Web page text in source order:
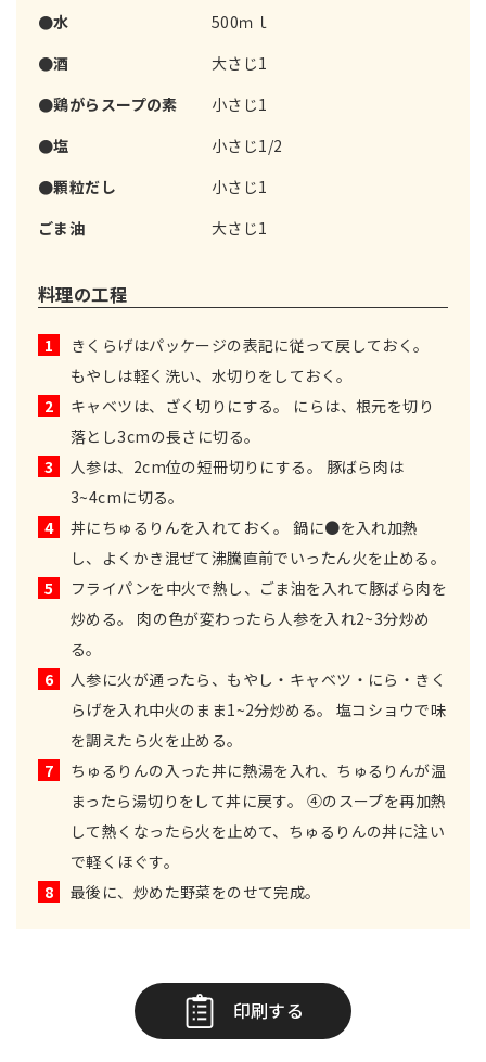
●水
500ｍｌ
●酒
大さじ1
●鶏がらスープの素
小さじ1
●塩
小さじ1/2
●顆粒だし
小さじ1
ごま油
大さじ1
料理の工程
1
きくらげはパッケージの表記に従って戻しておく。
もやしは軽く洗い、水切りをしておく。
2
キャベツは、ざく切りにする。 にらは、根元を切り
落とし3cmの長さに切る。
3
人参は、2cm位の短冊切りにする。 豚ばら肉は
3~4cmに切る。
4
丼にちゅるりんを入れておく。 鍋に●を入れ加熱
し、よくかき混ぜて沸騰直前でいったん火を止める。
5
フライパンを中火で熱し、ごま油を入れて豚ばら肉を
炒める。 肉の色が変わったら人参を入れ2~3分炒め
る。
6
人参に火が通ったら、もやし・キャベツ・にら・きく
らげを入れ中火のまま1~2分炒める。 塩コショウで味
を調えたら火を止める。
7
ちゅるりんの入った丼に熱湯を入れ、ちゅるりんが温
まったら湯切りをして丼に戻す。 ④のスープを再加熱
して熱くなったら火を止めて、ちゅるりんの丼に注い
で軽くほぐす。
8
最後に、炒めた野菜をのせて完成。
印刷する